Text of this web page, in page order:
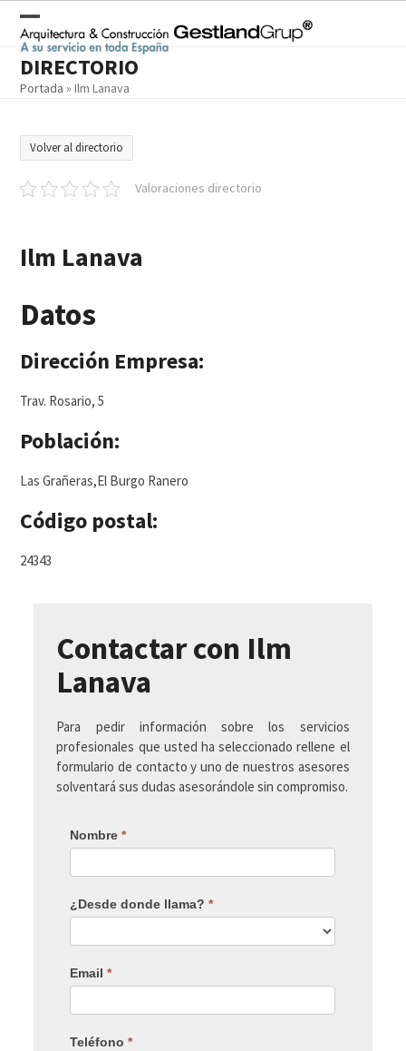
contentOpen
mobile
menu
Close
mobile
menu
DIRECTORIO
Portada »Ilm Lanava
Volver al directorio
Valoraciones directorio
Ilm Lanava
Datos
Dirección Empresa:
Trav. Rosario, 5
Población:
Las Grañeras,El Burgo Ranero
Código postal:
24343
Contactar con Ilm
Lanava
Para pedir información sobre los servicios
profesionales que usted ha seleccionado rellene el
formulario de contacto y uno de nuestros asesores
solventará sus dudas asesorándole sin compromiso.
Nombre*
¿Desde donde llama?*
Email*
Teléfono*